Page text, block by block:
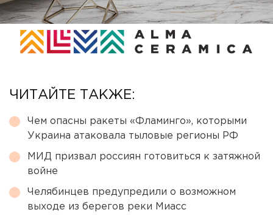
ЧИТАЙТЕ ТАКЖЕ:
Чем опасны ракеты «Фламинго», которыми
Украина атаковала тыловые регионы РФ
МИД призвал россиян готовиться к затяжной
войне
Челябинцев предупредили о возможном
выходе из берегов реки Миасс